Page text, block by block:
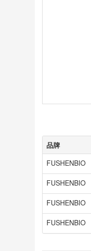
品牌
FUSHENBIO
FUSHENBIO
FUSHENBIO
FUSHENBIO